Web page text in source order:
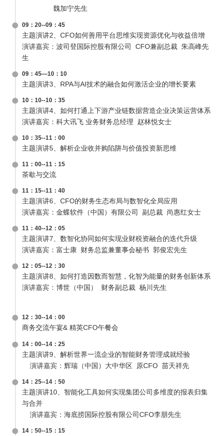
魏加宁先生
09：20--09：45
主题演讲2、CFO如何善用平台思维实现资源优化与收益倍增
演讲嘉宾：波司登国际控股有限公司 CFO兼副总裁 朱高峰先
生
09：45—10：10
主题演讲3、RPA与AI技术的融合如何激活企业的增长要素
10：10--10：35
主题演讲4、如何打通上下游产业链数据营造企业决策运营体系
演讲嘉宾：科大讯飞 业务财务总经理 赵林悦女士
10：35--11：00
主题演讲5、解析企业收并购陷阱与价值投资新思维
11：00--11：15
茶歇与交流
11：15--11：40
主题演讲6、CFO的财务生态布局与数智化全局应用
演讲嘉宾：金蝶软件（中国）有限公司 副总裁 尚惠红女士
11：40--12：05
主题演讲7、数智化协同如何实现业财税资融合的迭代升级
演讲嘉宾：富士康 财务总监兼董事会秘书 郭俊宏先生
12：05--12：30
主题演讲8、如何打造因数而智慧，化智为能量的财务创新体系
演讲嘉宾：博世（中国） 财务副总裁 杨川先生
12：30--14：00
商务交流午宴& 精英CFO午餐会
14：00--14：25
主题演讲9、解析世界一流企业的智能财务管理成就经验
演讲嘉宾：辉瑞（中国）大中华区 原CFO 苗天祥先
14：25--14：50
主题演讲10、智能化工具如何实现集团公司多维度的报表归集
与合并
演讲嘉宾：海底捞国际控股有限公司CFO李朋先生
14：50--15：15